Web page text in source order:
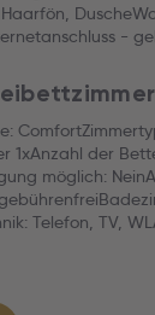
-
1xAnzahl der
möglich:
Telefon, TV,